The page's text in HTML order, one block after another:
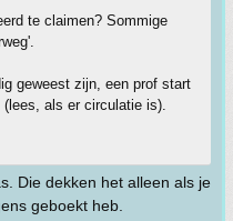
te claimen? Sommige
geweest zijn, een prof start
als er circulatie is).
Die dekken het alleen als je
geboekt heb.